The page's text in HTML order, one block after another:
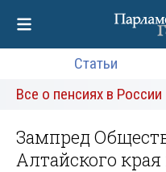
Статьи
Все о пенсиях в России
Зампред
Алтайского